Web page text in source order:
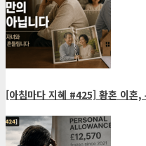
[아침마다 지혜 #425] 황혼 이혼,